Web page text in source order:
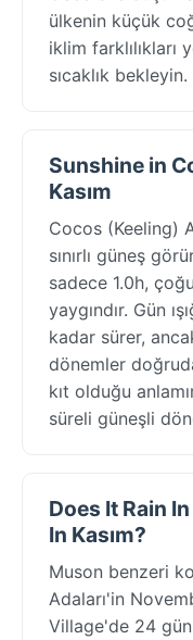
ülkenin küçük
iklim
sıcaklık bekleyin.
Sunshine in
Kasım
Cocos (Keeling)
sınırlı güneş
sadece 1.0h,
yaygındır. Gün
kadar sürer,
dönemler
kıt olduğu
süreli güneşli
Does It Rain
In Kasım?
Muson benzeri
Adaları'in
Village'de 24